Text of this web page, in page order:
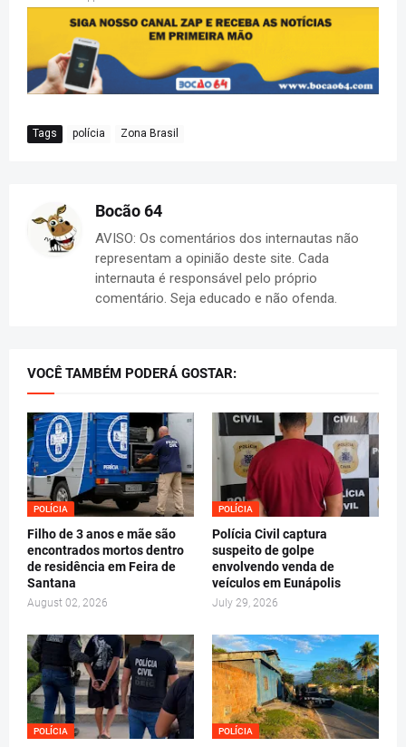
Tags polícia Zona Brasil
Bocão 64
AVISO: Os comentários dos internautas não
representam a opinião deste site. Cada
internauta é responsável pelo próprio
comentário. Seja educado e não ofenda.
VOCÊ TAMBÉM PODERÁ GOSTAR:
POLÍCIA
Filho de 3 anos e mãe são
encontrados mortos dentro
de residência em Feira de
Santana
August 02, 2026
POLÍCIA
Polícia Civil captura
suspeito de golpe
envolvendo venda de
veículos em Eunápolis
July 29, 2026
POLÍCIA POLÍCIA